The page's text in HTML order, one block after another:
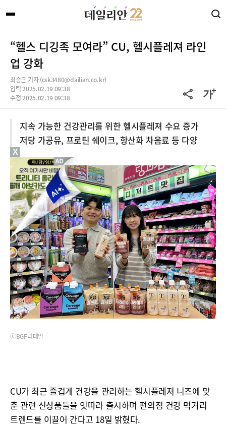
“헬스 디깅족 모여라” CU, 헬시플레져 라인
업 강화
최승근 기자 (csk3480@dailian.co.kr)
입력 2025.02.19 09:38
수정 2025.02.19 09:38
지속 가능한 건강관리를 위한 헬시플레져 수요 증가
저당 가공유, 프로틴 쉐이크, 항산화 차음료 등 다양
ⓒBGF리테일
CU가 최근 즐겁게 건강을 관리하는 헬시플레져 니즈에 맞
춘 관련 신상품들을 잇따라 출시하며 편의점 건강 먹거리
트렌드를 이끌어 간다고 18일 밝혔다.
X